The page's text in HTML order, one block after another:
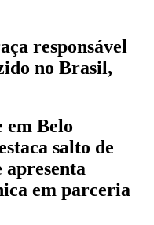
responsável
no Brasil,
em Belo
salto de
em parceria